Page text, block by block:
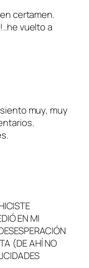
certamen.
vuelto a
muy, muy
EN MI
(DE AHÍ NO